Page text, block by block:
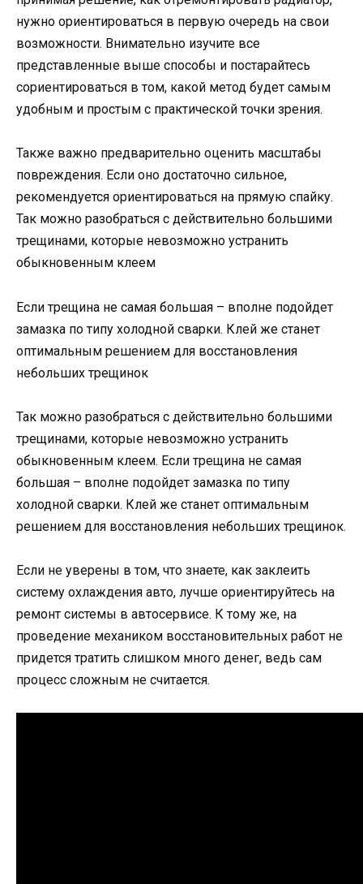
нужно ориентироваться в первую очередь на свои
возможности. Внимательно изучите все
представленные выше способы и постарайтесь
сориентироваться в том, какой метод будет самым
удобным и простым с практической точки зрения.
Также важно предварительно оценить масштабы
повреждения. Если оно достаточно сильное,
рекомендуется ориентироваться на прямую спайку.
Так можно разобраться с действительно большими
трещинами, которые невозможно устранить
обыкновенным клеем
Если трещина не самая большая – вполне подойдет
замазка по типу холодной сварки. Клей же станет
оптимальным решением для восстановления
небольших трещинок
Так можно разобраться с действительно большими
трещинами, которые невозможно устранить
обыкновенным клеем. Если трещина не самая
большая – вполне подойдет замазка по типу
холодной сварки. Клей же станет оптимальным
решением для восстановления небольших трещинок.
Если не уверены в том, что знаете, как заклеить
систему охлаждения авто, лучше ориентируйтесь на
ремонт системы в автосервисе. К тому же, на
проведение механиком восстановительных работ не
придется тратить слишком много денег, ведь сам
процесс сложным не считается.